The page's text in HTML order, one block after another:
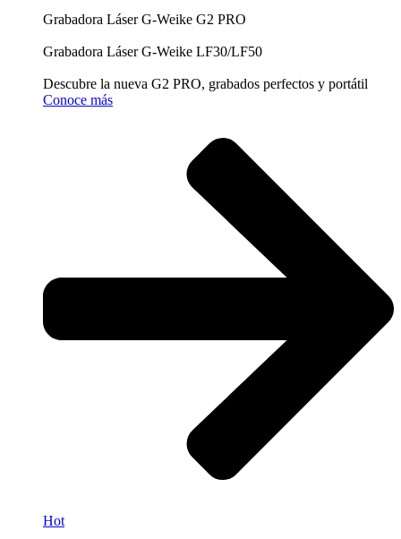
Grabadora Láser G-Weike G2 PRO
Grabadora Láser G-Weike LF30/LF50
Descubre la nueva G2 PRO, grabados perfectos y portátil
Conoce más
Hot